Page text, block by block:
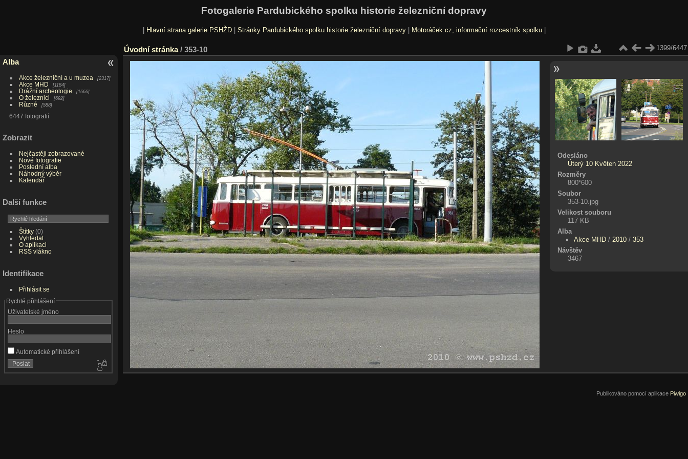
Fotogalerie Pardubického spolku historie železniční dopravy
Hlavní strana galerie PSHŽD| Stránky Pardubického spolku historie železniční dopravy| Motoráček.cz, informační rozcestník spolku|
Alba
Akce železniční a u muzea 2317
Akce MHD 1184
Drážní archeologie 1666
O železnici 692
Různé 588
6447 fotografií
Zobrazit
Nejčastěji zobrazované
Nové fotografie
Poslední alba
Náhodný výběr
Kalendář
Další funkce
Štítky(0)
Vyhledat
O aplikaci
RSS vlákno
Identifikace
Přihlásit se
Rychlé přihlášení
Uživatelské jméno
Heslo
Automatické přihlášení
Úvodní stránka/ 353-10 1399/6447
Odesláno
Úterý 10 Květen 2022
Rozměry
800*600
Soubor
353-10.jpg
Velikost souboru
117 KB
Alba
Akce MHD / 2010 /353
Návštěv
3467
Publikováno pomocí aplikace Piwigo